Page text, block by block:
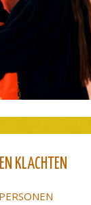
KLACHTEN